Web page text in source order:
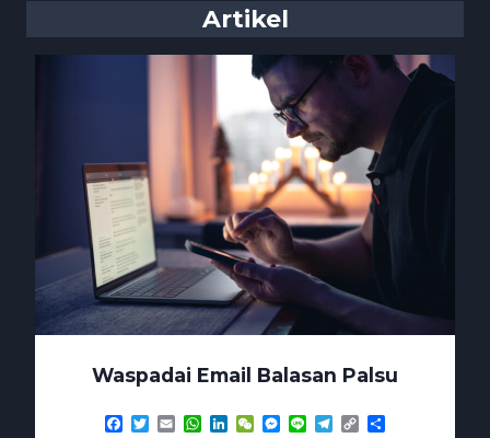
Artikel
Waspadai Email Balasan Palsu
Facebook
TwitterEmailWhatsApp
LinkedIn
WeChatMessenger
Line Telegram
Copy